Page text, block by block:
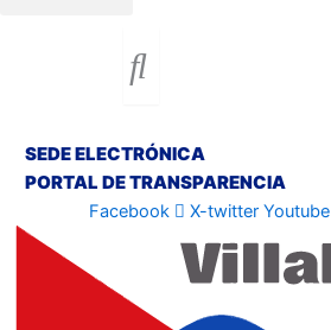
SEDE ELECTRÓNICA
PORTAL DE TRANSPARENCIA
Facebook X-twitter Youtube